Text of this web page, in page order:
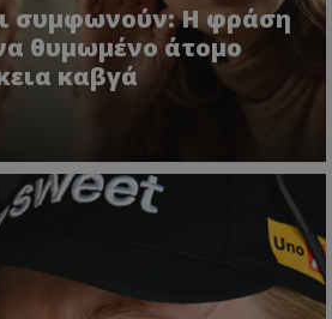
συμφωνούν: Η φράση
θυμωμένο άτομο
καβγά